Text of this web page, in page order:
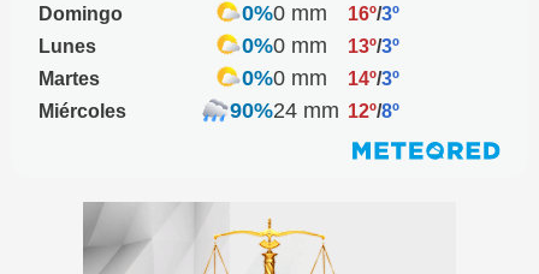
Domingo 0%0 mm 16º/3º
Lunes
0%0 mm 13º/3º
Martes
0%0 mm 14º/3º
Miércoles
90%24 mm 12º/8º